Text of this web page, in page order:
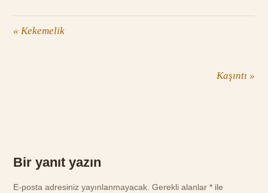
« Kekemelik
Kaşıntı »
Bir yanıt yazın
E-posta adresiniz yayınlanmayacak. Gerekli alanlar* ile